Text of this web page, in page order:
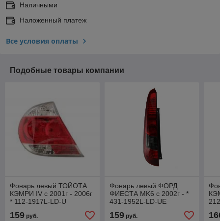
Наличными
Наложенный платеж
Все условия оплаты
Подобные товары компании
Фонарь левый ТОЙОТА
КЭМРИ IV с 2001г - 2006г
* 112-1917L-LD-U
159 руб.
Фонарь левый ФОРД
ФИЕСТА MK6 с 2002г - *
431-1952L-LD-UE
159руб.